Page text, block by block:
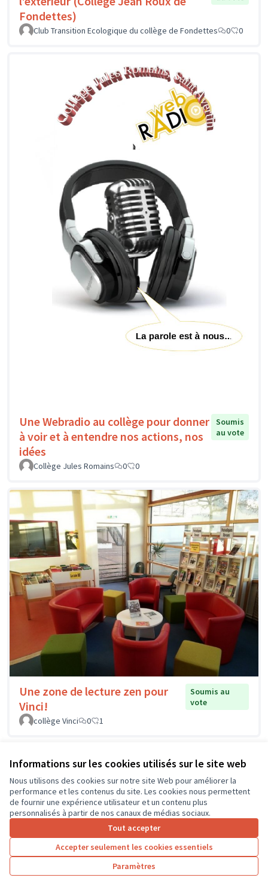
Informations sur les cookies utilisés sur le site web
Nous utilisons des cookies sur notre site Web pour améliorer la
performance et les contenus du site. Les cookies nous permettent
de fournir une expérience utilisateur et un contenu plus
personnalisés à partir de nos canaux de médias sociaux.
Tout accepter
Accepter seulement les cookies essentiels
Paramètres
Fondettes)
Club Transition Ecologique du collège de Fondettes 0 0
Une Webradio au collège pour donner
à voir et à entendre nos actions, nos
idées
Soumis
au vote
Collège Jules Romains 0 0
Une zone de lecture zen pour
Vinci!
Soumis au
vote
collège Vinci
0 1